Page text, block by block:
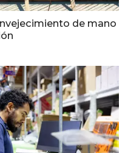
de mano